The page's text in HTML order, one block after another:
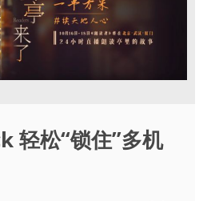
轻松“锁住”多机